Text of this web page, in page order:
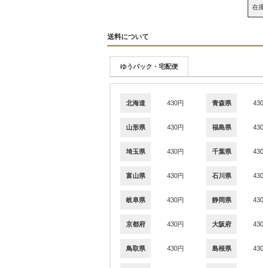
在
送料について
ゆうパック・宅配便
北海道 430円 青森県
山形県 430円 福島県
埼玉県 430円 千葉県
富山県 430円 石川県
岐阜県 430円 静岡県
京都府 430円 大阪府
鳥取県 430円 島根県